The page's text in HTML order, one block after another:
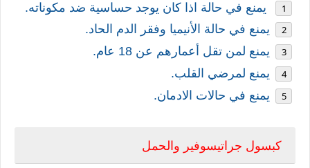
يمنع في حالة اذا كان يوجد حساسية ضد مكوناته.
يمنع في حالة الأنيميا وفقر الدم الحاد.
يمنع لمن تقل أعمارهم عن 18 عام.
يمنع لمرضي القلب.
يمنع في حالات الادمان.
كبسول جراتيسوفير والحمل